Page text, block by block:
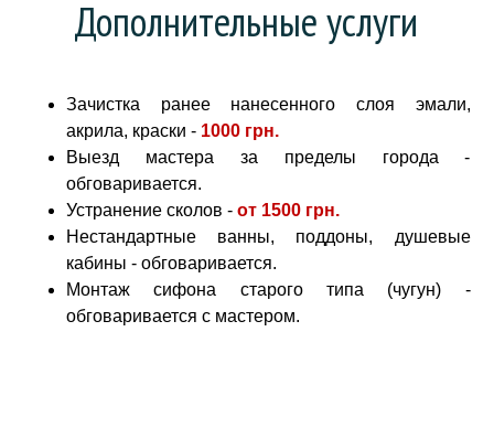
Дополнительные услуги
Зачистка ранее нанесенного слоя эмали,
акрила, краски - 1000 грн.
Выезд мастера за пределы города -
обговаривается.
Устранение сколов - от 1500 грн.
Нестандартные ванны, поддоны, душевые
кабины - обговаривается.
Монтаж сифона старого типа (чугун) -
обговаривается с мастером.